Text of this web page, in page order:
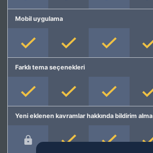
Mobil uygulama
Farklı tema seçenekleri
Yeni eklenen kavramlar hakkında bildirim alma